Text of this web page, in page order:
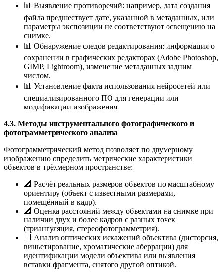
📊 Выявление противоречий: например, дата создания
файла предшествует дате, указанной в метаданных, или
параметры экспозиции не соответствуют освещению на
снимке.
📊 Обнаружение следов редактирования: информация о
сохранении в графических редакторах (Adobe Photoshop,
GIMP, Lightroom), изменение метаданных задним
числом.
📊 Установление факта использования нейросетей или
специализированного ПО для генерации или
модификации изображения.
4.3. Методы инструментального фотографического и
фотограмметрического анализа
Фотограмметрический метод позволяет по двумерному
изображению определить метрические характеристики
объектов в трёхмерном пространстве:
📐 Расчёт реальных размеров объектов по масштабному
ориентиру (объект с известными размерами,
помещённый в кадр).
📐 Оценка расстояний между объектами на снимке при
наличии двух и более кадров с разных точек
(триангуляция, стереофотограмметрия).
📐 Анализ оптических искажений объектива (дисторсия,
виньетирование, хроматические аберрации) для
идентификации модели объектива или выявления
вставки фрагмента, снятого другой оптикой.